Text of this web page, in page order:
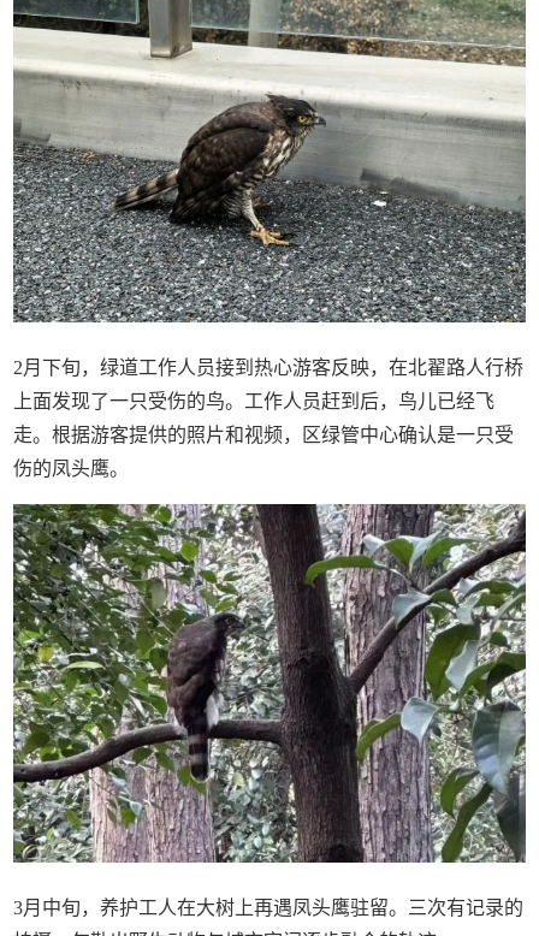
2月下旬，绿道工作人员接到热心游客反映，在北翟路人行桥
上面发现了一只受伤的鸟。工作人员赶到后，鸟儿已经飞
走。根据游客提供的照片和视频，区绿管中心确认是一只受
伤的凤头鹰。
3月中旬，养护工人在大树上再遇凤头鹰驻留。三次有记录的